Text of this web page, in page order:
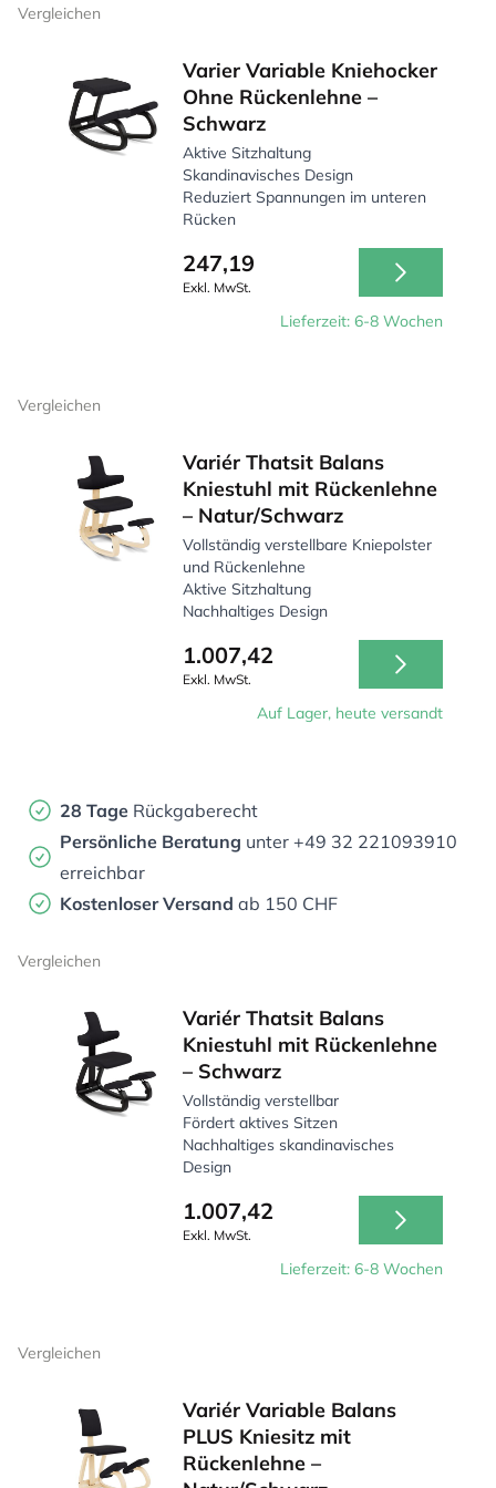
Vergleichen
Varier Variable Kniehocker
Ohne Rückenlehne –
Schwarz
Aktive Sitzhaltung
Skandinavisches Design
Reduziert Spannungen im unteren
Rücken
247,19
Exkl. MwSt.
Lieferzeit: 6-8 Wochen
Vergleichen
Variér Thatsit Balans
Kniestuhl mit Rückenlehne
– Natur/Schwarz
Vollständig verstellbare Kniepolster
und Rückenlehne
Aktive Sitzhaltung
Nachhaltiges Design
1.007,42
Exkl. MwSt.
Auf Lager, heute versandt
28 Tage Rückgaberecht
Persönliche Beratung unter +49 32 221093910
erreichbar
Kostenloser Versand ab 150 CHF
Vergleichen
Variér Thatsit Balans
Kniestuhl mit Rückenlehne
– Schwarz
Vollständig verstellbar
Fördert aktives Sitzen
Nachhaltiges skandinavisches
Design
1.007,42
Exkl. MwSt.
Lieferzeit: 6-8 Wochen
Vergleichen
Variér Variable Balans
PLUS Kniesitz mit
Rückenlehne –